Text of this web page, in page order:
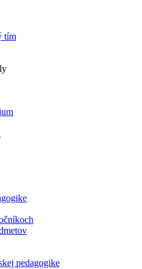
tím
pedagogike